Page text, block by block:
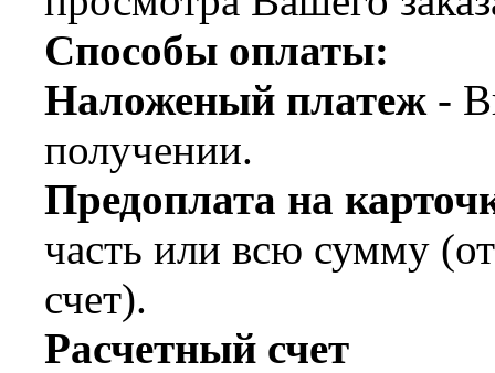
Способы оплаты:
Наложеный платеж -
получении.
Предоплата на
часть или всю сумму
счет).
Расчетный счет